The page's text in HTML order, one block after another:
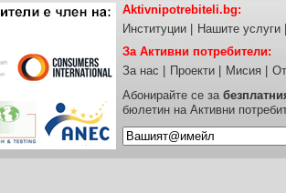
Aktivnipotrebiteli.bg:
Институции
Нашите услуги
За Активни потребители:
За нас
Проекти Мисия
Абонирайте се за
бюлетин на Активни